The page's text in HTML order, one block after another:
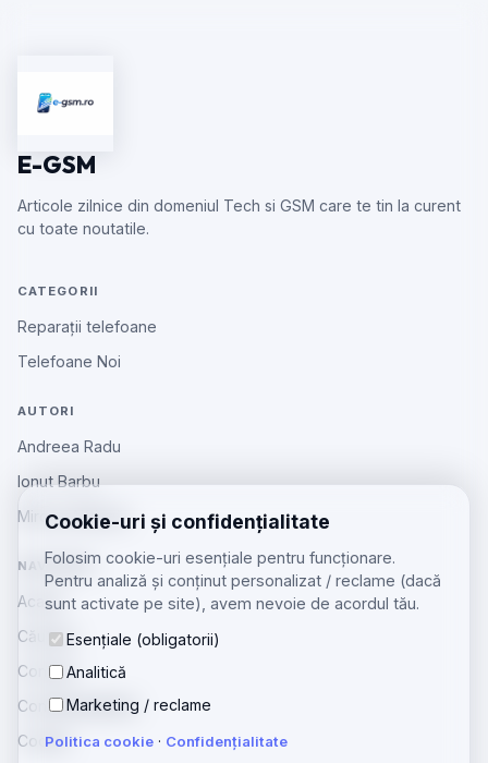
Cookie-uri și confidențialitate
Folosim cookie-uri esențiale pentru funcționare.
Pentru analiză și conținut personalizat / reclame (dacă
sunt activate pe site), avem nevoie de acordul tău.
Esențiale (obligatorii)
Analitică
Marketing / reclame
Politica cookie · Confidențialitate
E-GSM
Articole zilnice din domeniul Tech si GSM care te tin la curent
cu toate noutatile.
CATEGORII
Reparații telefoane
Telefoane Noi
AUTORI
Andreea Radu
Ionut Barbu
Mircea Aiftincăi
NAVIGARE
Acasă
Căutare
Contact
Confidențialitate
Cookie